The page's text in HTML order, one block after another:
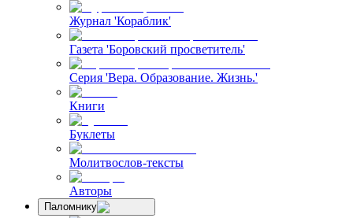
Журнал 'Кораблик'
Газета 'Боровский просветитель'
Серия 'Вера. Образование. Жизнь.'
Книги
Буклеты
Молитвослов-тексты
Авторы
Паломнику